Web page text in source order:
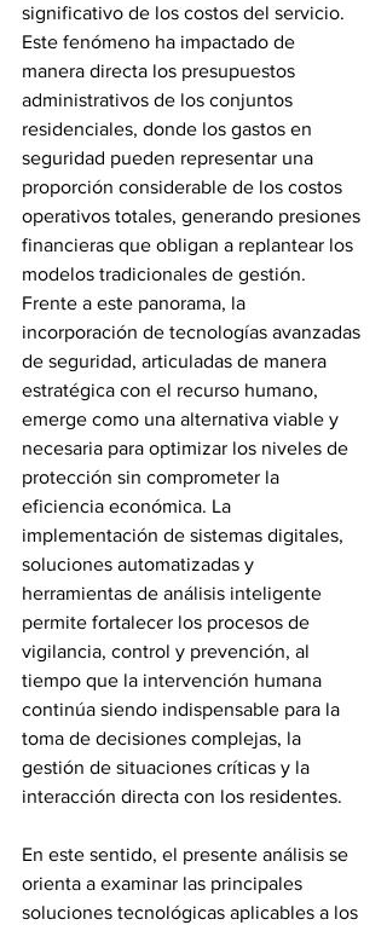
significativo de los costos del servicio.
Este fenómeno ha impactado de
manera directa los presupuestos
administrativos de los conjuntos
residenciales, donde los gastos en
seguridad pueden representar una
proporción considerable de los costos
operativos totales, generando presiones
financieras que obligan a replantear los
modelos tradicionales de gestión.
Frente a este panorama, la
incorporación de tecnologías avanzadas
de seguridad, articuladas de manera
estratégica con el recurso humano,
emerge como una alternativa viable y
necesaria para optimizar los niveles de
protección sin comprometer la
eficiencia económica. La
implementación de sistemas digitales,
soluciones automatizadas y
herramientas de análisis inteligente
permite fortalecer los procesos de
vigilancia, control y prevención, al
tiempo que la intervención humana
continúa siendo indispensable para la
toma de decisiones complejas, la
gestión de situaciones críticas y la
interacción directa con los residentes.
En este sentido, el presente análisis se
orienta a examinar las principales
soluciones tecnológicas aplicables a los